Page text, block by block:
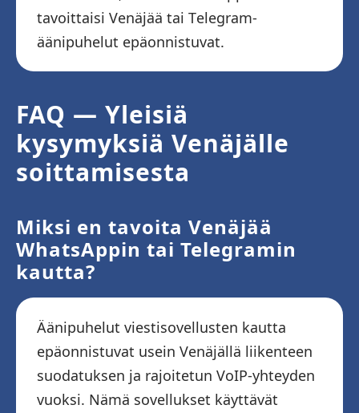
tavoittaisi Venäjää tai Telegram-
äänipuhelut epäonnistuvat.
FAQ — Yleisiä
kysymyksiä Venäjälle
soittamisesta
Miksi en tavoita Venäjää
WhatsAppin tai Telegramin
kautta?
Äänipuhelut viestisovellusten kautta
epäonnistuvat usein Venäjällä liikenteen
suodatuksen ja rajoitetun VoIP-yhteyden
vuoksi. Nämä sovellukset käyttävät